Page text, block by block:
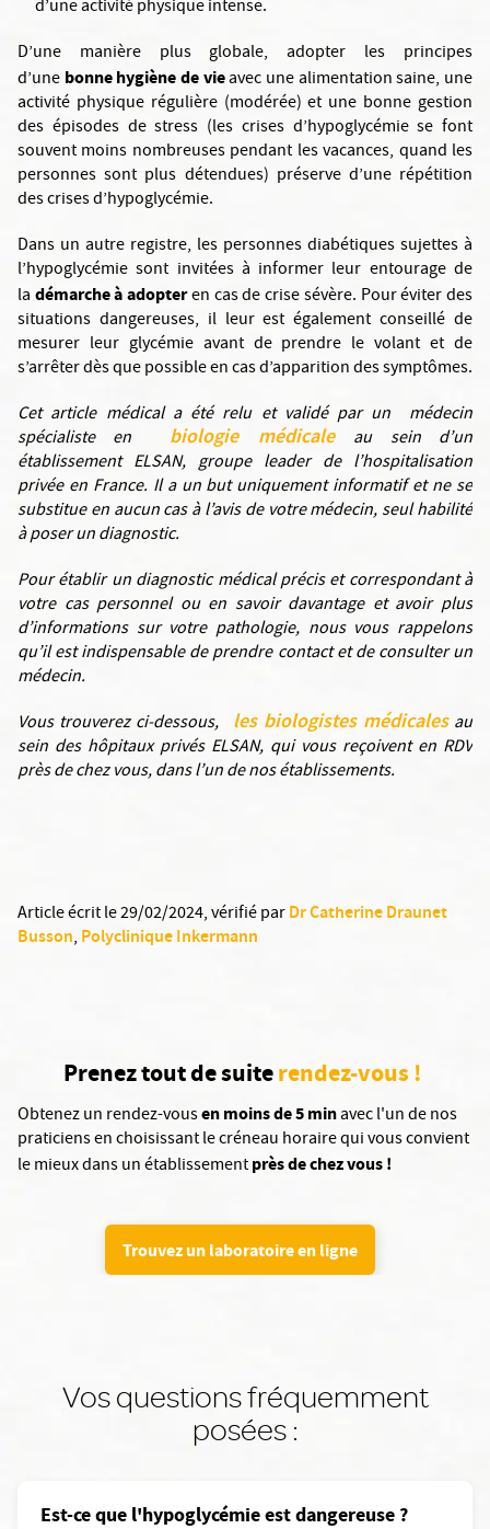
d’une activité physique intense.
D’une manière plus globale, adopter les principes
d’une bonne hygiène de vieavec une alimentation saine, une
activité physique régulière (modérée) et une bonne gestion
des épisodes de stress (les crises d’hypoglycémie se font
souvent moins nombreuses pendant les vacances, quand les
personnes sont plus détendues) préserve d’une répétition
des crises d’hypoglycémie.
Dans un autre registre, les personnes diabétiques sujettes à
l’hypoglycémie sont invitées à informer leur entourage de
la démarche à adopteren cas de crise sévère. Pour éviter des
situations dangereuses, il leur est également conseillé de
mesurer leur glycémie avant de prendre le volant et de
s’arrêter dès que possible en cas d’apparition des symptômes.
Cet article médical a été relu et validé par un médecin
spécialiste en
biologie médicale
au sein d’un
établissement ELSAN, groupe leader de l’hospitalisation
privée en France. Il a un but uniquement informatif et ne se
substitue en aucun cas à l’avis de votre médecin, seul habilité
à poser un diagnostic.
Pour établir un diagnostic médical précis et correspondant à
votre cas personnel ou en savoir davantage et avoir plus
d’informations sur votre pathologie, nous vous rappelons
qu’il est indispensable de prendre contact et de consulter un
médecin.
Vous trouverez ci-dessous, les biologistes médicalesau
sein des hôpitaux privés ELSAN, qui vous reçoivent en RDV
près de chez vous, dans l’un de nos établissements.
Article écrit le 29/02/2024, vérifié parDr Catherine Draunet
Busson, Polyclinique Inkermann
Prenez tout de suiterendez-vous !
Obtenez un rendez-vousen moins de 5 minavec l'un de nos
praticiens en choisissant le créneau horaire qui vous convient
le mieux dans un établissementprès de chez vous !
Trouvez un laboratoire en ligne
Vos questions fréquemment
posées :
Est-ce que l'hypoglycémie est dangereuse ?